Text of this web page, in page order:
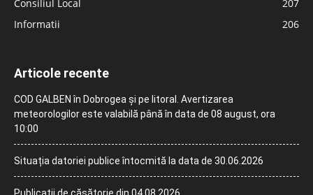
Consiliul Local
207
Informatii
206
Articole recente
COD GALBEN în Dobrogea și pe litoral. Avertizarea
meteorologilor este valabilă până în data de 08 august, ora
10:00
Situația datoriei publice întocmită la data de 30.06.2026